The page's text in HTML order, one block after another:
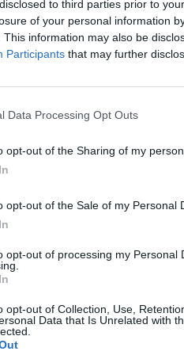
to third parties prior to
of your personal information
This information may also be
Participants that may further
Data Processing Opt Outs
opt-out of the Sharing of my
opt-out of the Sale of my Personal
opt-out of processing my Personal
opt-out of Collection, Use,
Data that Is Unrelated with
σύμφωνα με τον
εστίες και
43 οχήματα και από
άλλα τέσσερα
πέντε ομάδες
ένα ελικόπτερο.